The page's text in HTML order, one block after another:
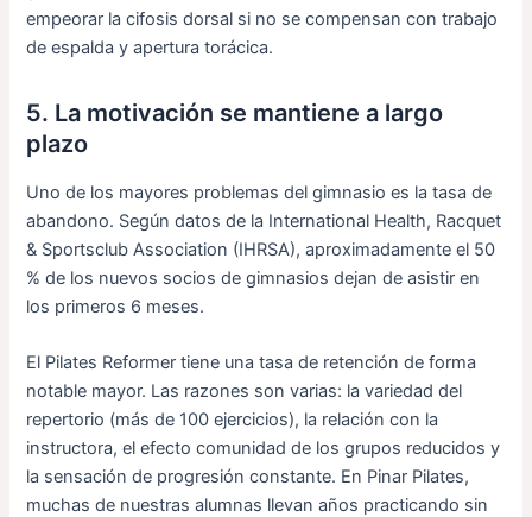
empeorar la cifosis dorsal si no se compensan con trabajo
de espalda y apertura torácica.
5. La motivación se mantiene a largo
plazo
Uno de los mayores problemas del gimnasio es la tasa de
abandono. Según datos de la International Health, Racquet
& Sportsclub Association (IHRSA), aproximadamente el 50
% de los nuevos socios de gimnasios dejan de asistir en
los primeros 6 meses.
El Pilates Reformer tiene una tasa de retención de forma
notable mayor. Las razones son varias: la variedad del
repertorio (más de 100 ejercicios), la relación con la
instructora, el efecto comunidad de los grupos reducidos y
la sensación de progresión constante. En Pinar Pilates,
muchas de nuestras alumnas llevan años practicando sin